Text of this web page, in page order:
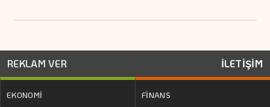
REKLAM VER İLETİŞİM
EKONOMİ
FİNANS